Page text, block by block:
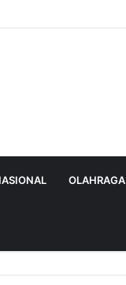
OLAHRAGA